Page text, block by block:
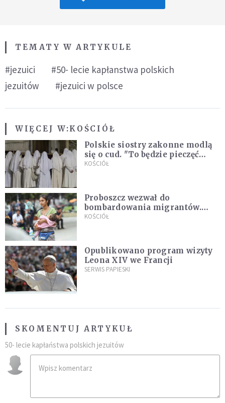
TEMATY W ARTYKULE
#jezuici
#50- lecie kapłanstwa polskich
jezuitów
#jezuici w polsce
WIĘCEJ W:KOŚCIÓŁ
Polskie siostry zakonne modlą
się o cud. "To będzie pieczęć
Pana Boga dla naszej wiary"
KOŚCIÓŁ
Proboszcz wezwał do
bombardowania migrantów.
"Masowy ogień przeciwko
KOŚCIÓŁ
Opublikowano program wizyty
Leona XIV we Francji
SERWIS PAPIESKI
SKOMENTUJ ARTYKUŁ
50- lecie kapłaństwa polskich jezuitów